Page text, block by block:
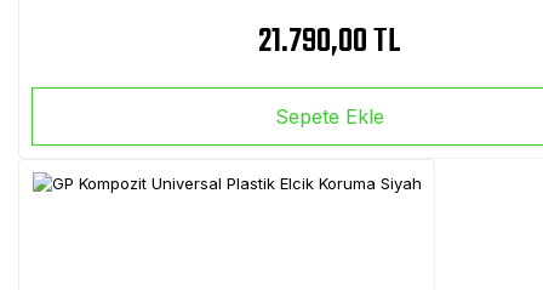
21.790,00 TL
Sepete Ekle